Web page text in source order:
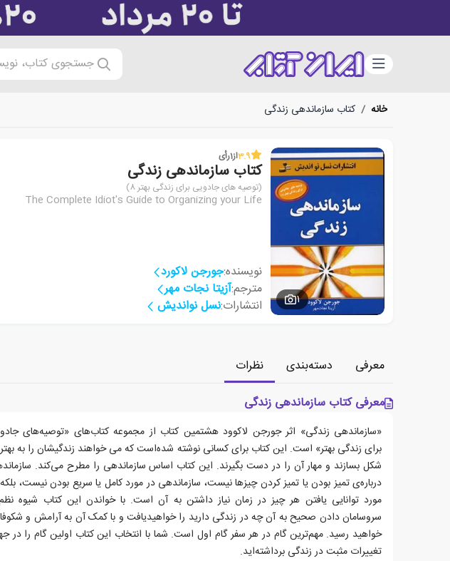
دسته‌بندی جستجوی کتاب،
خانه / کتاب سازماندهی زندگی
1
3.9از1رأی
کتاب سازماندهی زندگی
(توصیه های جادویی برای زندگی بهتر 8)
The Complete Idiot's Guide to Organizing your Life
نویسنده:جورجن لاکورد
مترجم:آزیتا نجات مهر
انتشارات:نسل نواندیش
معرفی دسته‌بندی
نظرات
معرفی کتاب سازماندهی زندگی
«سازماندهی زندگی» اثر جورجن لاکوود هشتمین کتاب از مجموعه کتاب‌های «توصیه‌های
برای زندگی بهتر» است. این کتاب برای کسانی نوشته شده‌است که می خواهند زندگیشان را به
شکل بسازند و مهار آن را در دست بگیرند. این کتاب اساس سازماندهی را مطرح می‌کند.
درباره‌ی تمیز بودن یا تمیز کردن چیزها نیست، سازماندهی در مورد کامل یا سریع بودن نیست،
مورد توانایی یافتن هر چیز در زمان نیاز داشتن به آن است. با خواندن این کتاب شیوه
سروسامان دادن صحیح به آن چه در زندگی دارید را خواهیدیافت و با کمک آن به آرامش و
خواهید رسید. مهم‌ترین گام در هر سفر گام اول است. شما با انتخاب این کتاب اولین گام را در
تغییرات مثبت در زندگی برداشته‌اید.